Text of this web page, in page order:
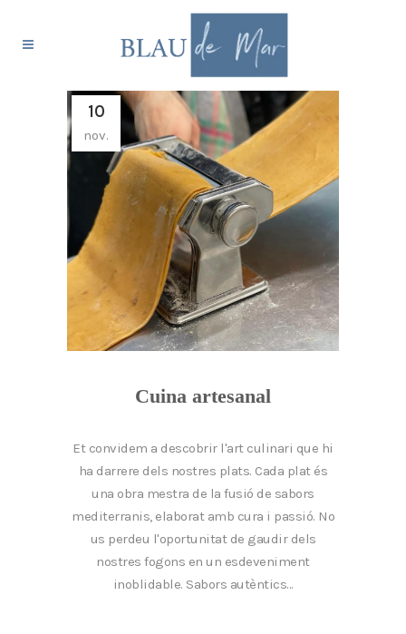
10
nov.
Cuina artesanal
Et convidem a descobrir l'art culinari que hi
ha darrere dels nostres plats. Cada plat és
una obra mestra de la fusió de sabors
mediterranis, elaborat amb cura i passió. No
us perdeu l'oportunitat de gaudir dels
nostres fogons en un esdeveniment
inoblidable. Sabors autèntics...